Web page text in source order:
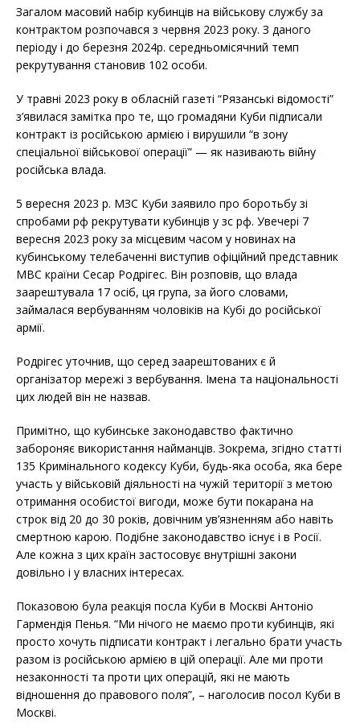
Загалом масовий набір кубинців на військову службу за
контрактом розпочався з червня 2023 року. З даного
періоду і до березня 2024р. середньомісячний темп
рекрутування становив 102 особи.
У травні 2023 року в обласній газеті “Рязанські відомості”
з’явилася замітка про те, що громадяни Куби підписали
контракт із російською армією і вирушили “в зону
спеціальної військової операції” — як називають війну
російська влада.
5 вересня 2023 р. МЗС Куби заявило про боротьбу зі
спробами рф рекрутувати кубинців у зс рф. Увечері 7
вересня 2023 року за місцевим часом у новинах на
кубинському телебаченні виступив офіційний представник
МВС країни Сесар Родрігес. Він розповів, що влада
заарештувала 17 осіб, ця група, за його словами,
займалася вербуванням чоловіків на Кубі до російської
армії.
Родрігес уточнив, що серед заарештованих є й
організатор мережі з вербування. Імена та національності
цих людей він не назвав.
Примітно, що кубинське законодавство фактично
забороняє використання найманців. Зокрема, згідно статті
135 Кримінального кодексу Куби, будь-яка особа, яка бере
участь у військовій діяльності на чужій території з метою
отримання особистої вигоди, може бути покарана на
строк від 20 до 30 років, довічним ув’язненням або навіть
смертною карою. Подібне законодавство існує і в Росії.
Але кожна з цих країн застосовує внутрішні закони
довільно і у власних інтересах.
Показовою була реакція посла Куби в Москві Антоніо
Гармендія Пенья. “Ми нічого не маємо проти кубинців, які
просто хочуть підписати контракт і легально брати участь
разом із російською армією в цій операції. Але ми проти
незаконності та проти цих операцій, які не мають
відношення до правового поля”, – наголосив посол Куби в
Москві.